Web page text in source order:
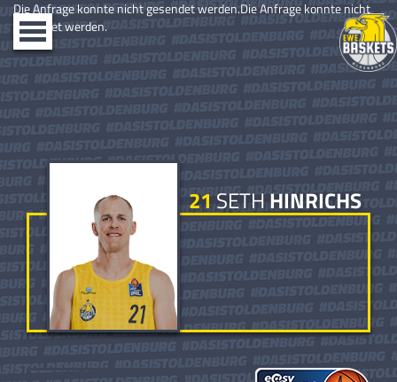
Toggle
navigation
Die Anfrage konnte nicht gesendet werden.Die Anfrage konnte nicht
gesendet werden.
21SETHHINRICHS